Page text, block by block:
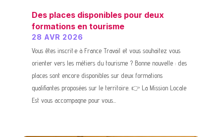
Des places disponibles pour deux
formations en tourisme
28 AVR 2026
Vous êtes inscrit·e à France Travail et vous souhaitez vous
orienter vers les métiers du tourisme ? Bonne nouvelle : des
places sont encore disponibles sur deux formations
qualifiantes proposées sur le territoire. 👉 La Mission Locale
Est vous accompagne pour vous...